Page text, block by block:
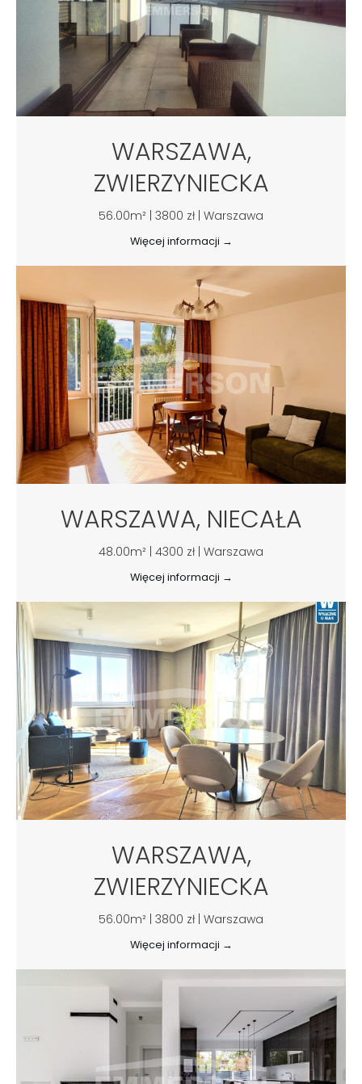
WARSZAWA,
ZWIERZYNIECKA
56.00m² | 3800 zł | Warszawa
Więcej informacji →
WARSZAWA, NIECAŁA
48.00m² | 4300 zł | Warszawa
Więcej informacji →
WARSZAWA,
ZWIERZYNIECKA
56.00m² | 3800 zł | Warszawa
Więcej informacji →